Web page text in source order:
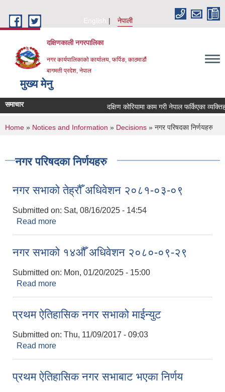
English
नेपाली
दक्षिणकाली नगरपालिका
नगर कार्यपालिकाको कार्यालय, फर्पिङ, काठमाडौं
बागमती प्रदेश, नेपाल
मुख्य मेनु
समाचार दक्षिण कोरियामा काम गरी नेपाल फर्किएका
You are here
Home » Notices and Information » Decisions » नगर परिषदका निर्णयहरु
नगर परिषदका निर्णयहरु
नगर सभाको तेह्रौँ अधिवेशन २०८१-०३-०९
Submitted on: Sat, 08/16/2025 - 14:54
Read more
नगर सभाको १४औँ अधिवेशन २०८०-०९-२९
Submitted on: Mon, 01/20/2025 - 15:00
Read more
प्रथम ऐतिहासिक नगर सभाको माईन्युट
Submitted on: Thu, 11/09/2017 - 09:03
Read more
प्रथम ऐतिहासिक नगर सभाबाट भएका निर्णय